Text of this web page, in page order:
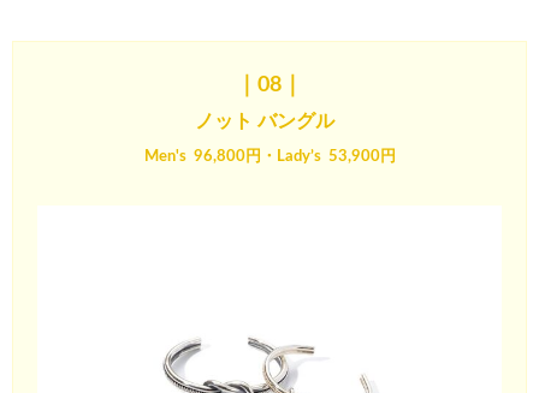
｜08
ノット バングル
Men's 96,800円・Lady’s 53,900円